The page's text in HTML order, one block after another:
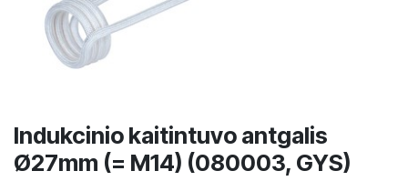
Indukcinio kaitintuvo antgalis
Ø27mm (= M14) (080003, GYS)